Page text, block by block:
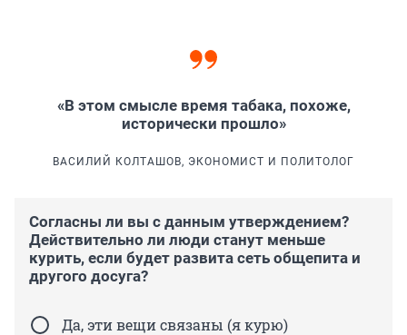
«В этом смысле время табака, похоже,
исторически прошло»
ВАСИЛИЙ КОЛТАШОВ, ЭКОНОМИСТ И ПОЛИТОЛОГ
Согласны ли вы с данным утверждением?
Действительно ли люди станут меньше
курить, если будет развита сеть общепита и
другого досуга?
Да, эти вещи связаны (я курю)